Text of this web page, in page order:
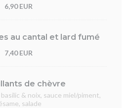
6,90 EUR
au cantal et lard fumé
7,40 EUR
de chèvre
& noix, sauce miel/piment,
salade